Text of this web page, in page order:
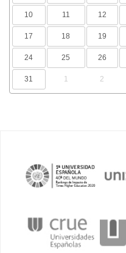
10 11 12
17 18 19
24 25 26
31 1 2